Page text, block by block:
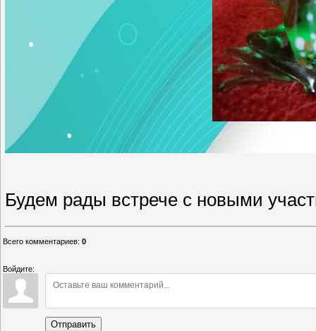
Будем рады встрече с новыми
Всего комментариев: 0
Войдите:
Отправить